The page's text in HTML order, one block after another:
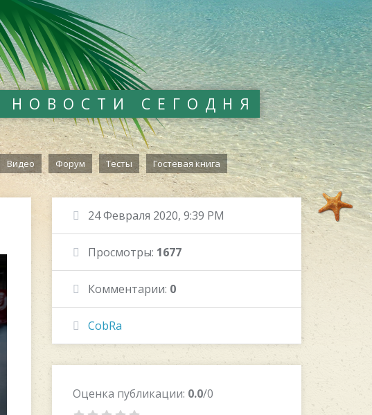
СЕГОДНЯ
Видео Форум Тесты Гостевая книга
24 Февраля 2020, 9:39 PM
Просмотры: 1677
Комментарии: 0
CobRa
Оценка публикации: 0.0/0